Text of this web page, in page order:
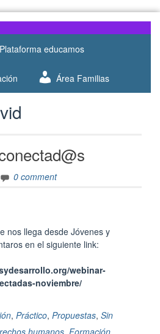
Plataforma educamos
Área Familias
0 comment
nos llega desde Jóvenes y
en el siguiente link:
webinar-
noviembre/
, Práctico, Propuestas, Sin